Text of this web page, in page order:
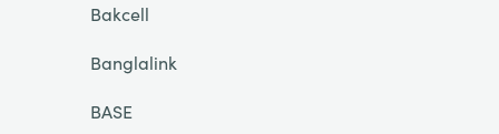
Bakcell
Banglalink
BASE